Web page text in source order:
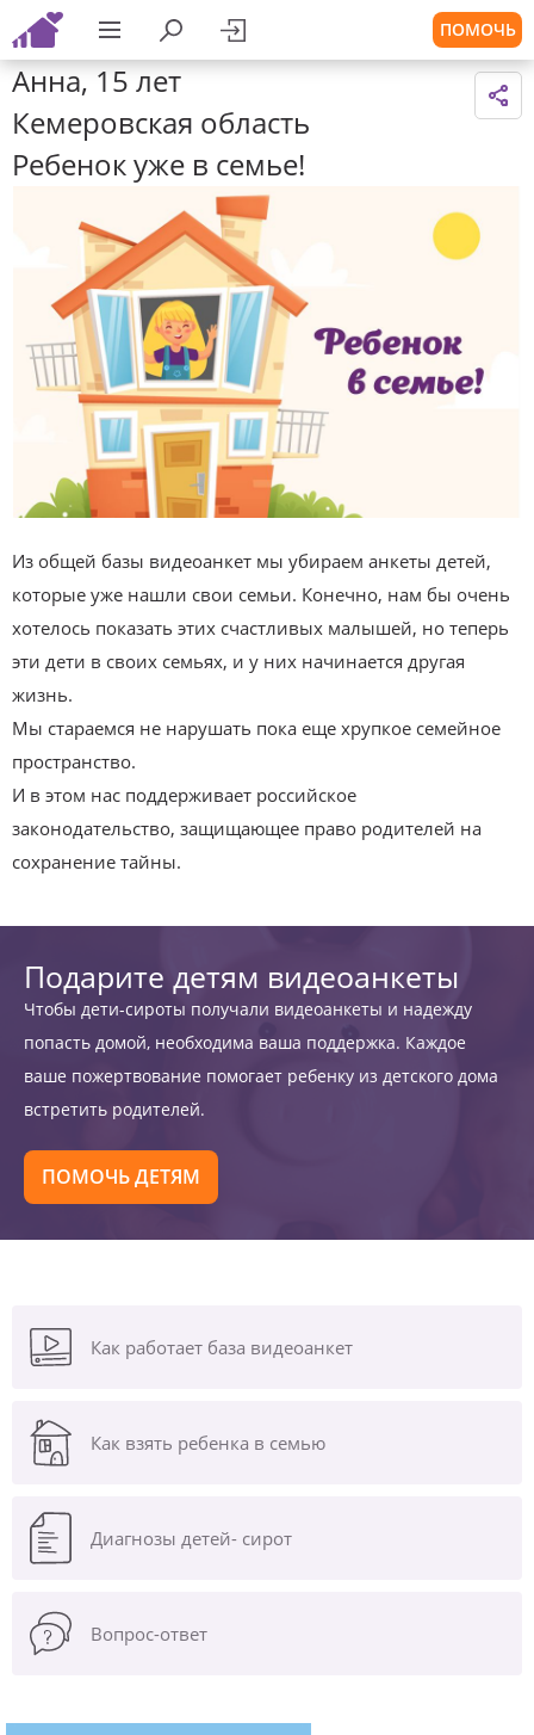
ПОМОЧЬ
Анна, 15 лет
Кемеровская область
Ребенок уже в семье!
Из общей базы видеоанкет мы убираем анкеты детей,
которые уже нашли свои семьи. Конечно, нам бы очень
хотелось показать этих счастливых малышей, но теперь
эти дети в своих семьях, и у них начинается другая
жизнь.
Мы стараемся не нарушать пока еще хрупкое семейное
пространство.
И в этом нас поддерживает российское
законодательство, защищающее право родителей на
сохранение тайны.
Подарите детям видеоанкеты
Чтобы дети-сироты получали видеоанкеты и надежду
попасть домой, необходима ваша поддержка. Каждое
ваше пожертвование помогает ребенку из детского дома
встретить родителей.
ПОМОЧЬ ДЕТЯМ
Как работает база видеоанкет
Как взять ребенка в семью
Диагнозы детей- сирот
Вопрос-ответ